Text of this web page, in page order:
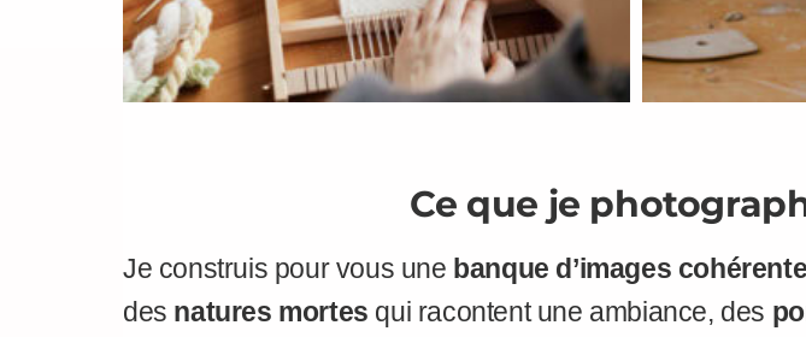
Ce que je
Je construis pour vous une banque d’images cohérente
des natures mortes qui racontent une ambiance, des